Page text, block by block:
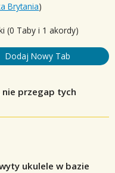
Brytania)
(0 Taby i 1 akordy)
Dodaj Nowy Tab
nie przegap tych
ukulele w bazie